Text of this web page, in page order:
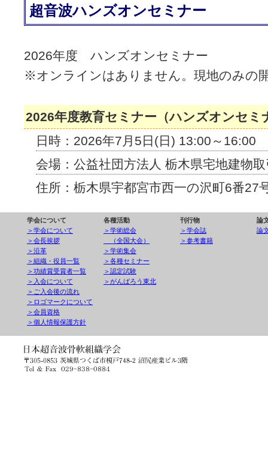
超音波ハンズオンセミナー
2026年度 ハンズオンセミナー
※オンラインはありません。現地のみの
2026年度教育セミナー（ハンズオンセミ
日時：2026年7月5日(日) 13:00～16:00
会場：公益社団方法人 栃木県宅地建物
住所：栃木県宇都宮市西一の沢町6番27
学会について
＞学会について
＞会長挨拶
＞沿革
＞組織・役員一覧
＞功績賞受賞者一覧
＞入会について
＞ご入会後の流れ
＞ロゴマークについて
＞会員資格
＞個人情報保護方針
各種活動
＞学術総会
（全国大会）
＞学術集会
＞各種セミナー
＞認定試験
＞がんばろう東北
刊行物
＞学会誌
＞参考書籍
論
論